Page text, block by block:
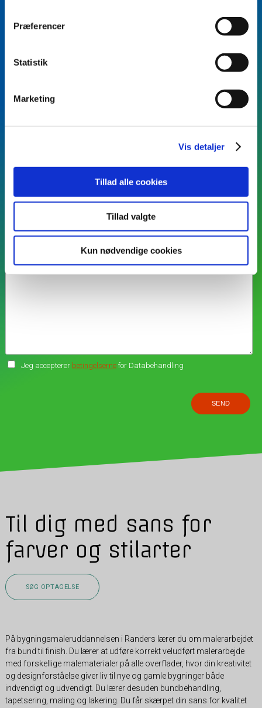
Præferencer
Statistik
Marketing
Vis detaljer
Tillad alle cookies
Tillad valgte
Kun nødvendige cookies
kontaktinformationer, samt eventuel kort
Jeg accepterer betingelsernefor Databehandling
Til dig med sans for
farver og stilarter
SØG OPTAGELSE
På bygningsmaleruddannelsen i Randers lærer du om malerarbejdet
fra bund til finish. Du lærer at udføre korrekt veludført malerarbejde
med forskellige malematerialer på alle overflader, hvor din kreativitet
og designforståelse giver liv til nye og gamle bygninger både
indvendigt og udvendigt. Du lærer desuden bundbehandling,
tapetsering, maling og lakering. Du får skærpet din sans for kvalitet